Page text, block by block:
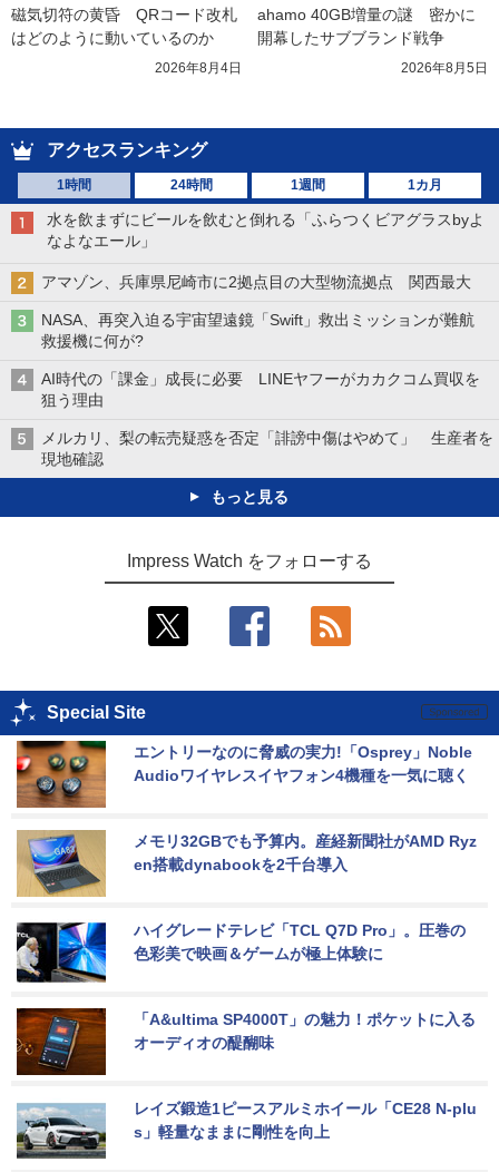
磁気切符の黄昏　QRコード改札
はどのように動いているのか
2026年8月4日
ahamo 40GB増量の謎　密かに
開幕したサブブランド戦争
2026年8月5日
アクセスランキング
1時間 24時間 1週間 1カ月
水を飲まずにビールを飲むと倒れる「ふらつくビアグラスbyよ
なよなエール」
アマゾン、兵庫県尼崎市に2拠点目の大型物流拠点 関西最大
NASA、再突入迫る宇宙望遠鏡「Swift」救出ミッションが難航
救援機に何が?
AI時代の「課金」成長に必要 LINEヤフーがカカクコム買収を
狙う理由
メルカリ、梨の転売疑惑を否定「誹謗中傷はやめて」 生産者を
現地確認
もっと見る
Impress Watch をフォローする
Special Site
エントリーなのに脅威の実力!「Osprey」Noble
Audioワイヤレスイヤフォン4機種を一気に聴く
メモリ32GBでも予算内。産経新聞社がAMD Ryz
en搭載dynabookを2千台導入
ハイグレードテレビ「TCL Q7D Pro」。圧巻の
色彩美で映画＆ゲームが極上体験に
「A&ultima SP4000T」の魅力！ポケットに入る
オーディオの醍醐味
レイズ鍛造1ピースアルミホイール「CE28 N-plu
s」軽量なままに剛性を向上